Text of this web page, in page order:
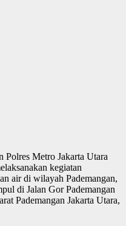
Metro Jakarta Utara
kegiatan
air di wilayah Pademangan,
di Jalan Gor Pademangan
Pademangan Jakarta Utara,